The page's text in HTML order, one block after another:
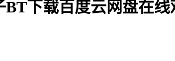
BT下载百度云网盘在线